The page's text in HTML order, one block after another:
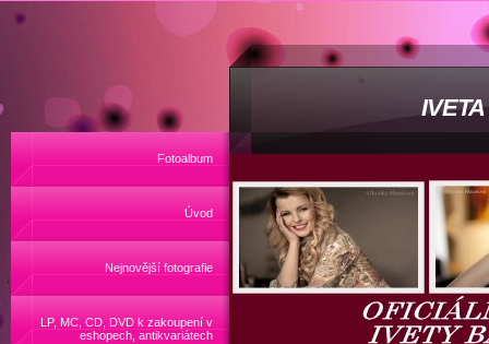
Fotoalbum
Úvod
Nejnovější fotografie
LP, MC, CD, DVD k zakoupení v
eshopech, antikvariátech